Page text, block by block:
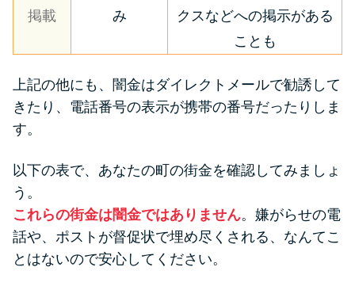
掲載
み
クスなどへの掲示がある
ことも
上記の他にも、闇金はダイレクトメールで勧誘して
きたり、電話番号の表示が携帯の番号だったりしま
す。
以下の表で、あなたの町の街金を確認してみましょ
う。
これらの街金は闇金ではありません。嫌がらせの電
話や、ポストが督促状で埋め尽くされる、なんてこ
とはないので安心してください。